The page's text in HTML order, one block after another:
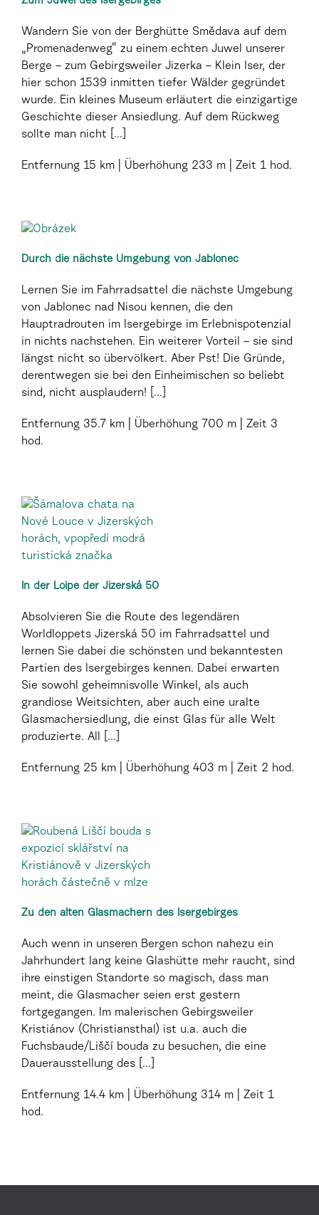
Wandern Sie von der Berghütte Smědava auf dem
„Promenadenweg“ zu einem echten Juwel unserer
Berge – zum Gebirgsweiler Jizerka – Klein Iser, der
hier schon 1539 inmitten tiefer Wälder gegründet
wurde. Ein kleines Museum erläutert die einzigartige
Geschichte dieser Ansiedlung. Auf dem Rückweg
sollte man nicht [...]
Entfernung 15 km Überhöhung 233 m Zeit 1 hod.
Durch die nächste Umgebung von Jablonec
Lernen Sie im Fahrradsattel die nächste Umgebung
von Jablonec nad Nisou kennen, die den
Hauptradrouten im Isergebirge im Erlebnispotenzial
in nichts nachstehen. Ein weiterer Vorteil – sie sind
längst nicht so übervölkert. Aber Pst! Die Gründe,
derentwegen sie bei den Einheimischen so beliebt
sind, nicht ausplaudern! [...]
Entfernung 35.7 km Überhöhung 700 m Zeit 3
hod.
In der Loipe der Jizerská 50
Absolvieren Sie die Route des legendären
Worldloppets Jizerská 50 im Fahrradsattel und
lernen Sie dabei die schönsten und bekanntesten
Partien des Isergebirges kennen. Dabei erwarten
Sie sowohl geheimnisvolle Winkel, als auch
grandiose Weitsichten, aber auch eine uralte
Glasmachersiedlung, die einst Glas für alle Welt
produzierte. All [...]
Entfernung 25 km Überhöhung 403 m Zeit 2 hod.
Zu den alten Glasmachern des Isergebirges
Auch wenn in unseren Bergen schon nahezu ein
Jahrhundert lang keine Glashütte mehr raucht, sind
ihre einstigen Standorte so magisch, dass man
meint, die Glasmacher seien erst gestern
fortgegangen. Im malerischen Gebirgsweiler
Kristiánov (Christiansthal) ist u.a. auch die
Fuchsbaude/Liščí bouda zu besuchen, die eine
Dauerausstellung des [...]
Entfernung 14.4 km Überhöhung 314 m Zeit 1
hod.